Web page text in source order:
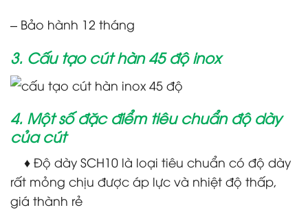
– Bảo hành 12 tháng
3. Cấu tạo cút hàn 45 độ inox
4. Một số đặc điểm tiêu chuẩn độ dày
của cút
♦ Độ dày SCH10 là loại tiêu chuẩn có độ dày
rất mỏng chịu được áp lực và nhiệt độ thấp,
giá thành rẻ